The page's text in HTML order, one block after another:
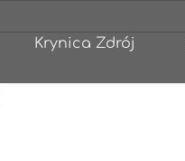
Krynica Zdrój